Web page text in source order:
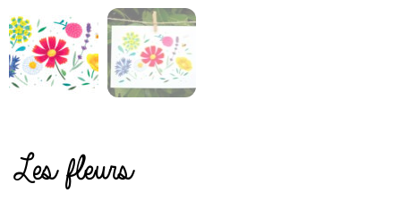
Les fleurs